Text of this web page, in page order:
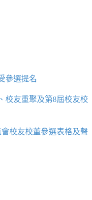
參選提名
校友重聚及第8屆校友校
校友校董參選表格及聲